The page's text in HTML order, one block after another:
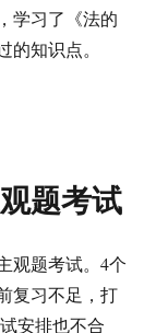
学习了《法的
知识点。
题考试
观题考试。4个
复习不足，打
安排也不合